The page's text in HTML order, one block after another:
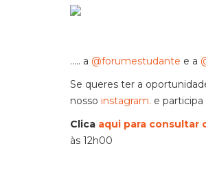
..... a @forumestudante e a
Se queres ter a
nosso instagram. e
Clica aqui para consultar
às 12h00